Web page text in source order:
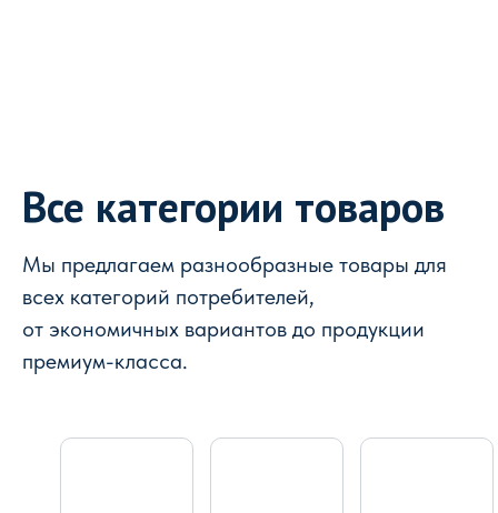
Все категории товаров
Мы предлагаем разнообразные товары для
всех категорий потребителей,
от экономичных вариантов до продукции
премиум-класса.